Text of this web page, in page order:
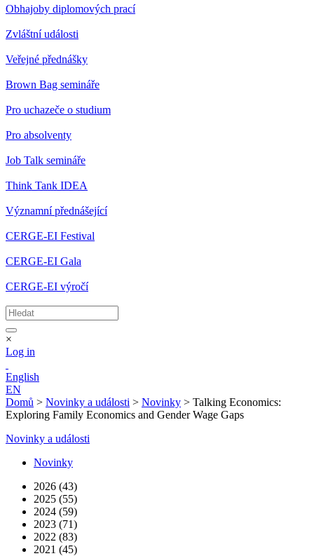
Obhajoby diplomových prací
Zvláštní události
Veřejné přednášky
Brown Bag semináře
Pro uchazeče o studium
Pro absolventy
Job Talk semináře
Think Tank IDEA
Významní přednášející
CERGE-EI Festival
CERGE-EI Gala
CERGE-EI výročí
×
Log in
English
EN
Domů > Novinky a události > Novinky > Talking Economics:
Exploring Family Economics and Gender Wage Gaps
Novinky a události
Novinky
2026 (43)
2025 (55)
2024 (59)
2023 (71)
2022 (83)
2021 (45)